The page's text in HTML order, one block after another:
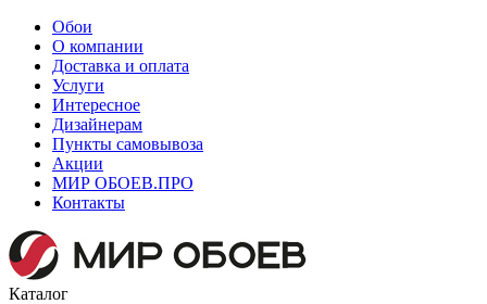
Обои
О компании
Доставка и оплата
Услуги
Интересное
Дизайнерам
Пункты самовывоза
Акции
МИР ОБОЕВ.ПРО
Контакты
Каталог